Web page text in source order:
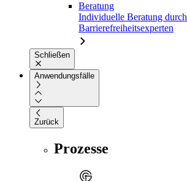
Beratung
Individuelle Beratung durch
Barrierefreiheitsexperten
Schließen
Anwendungsfälle
Zurück
Prozesse